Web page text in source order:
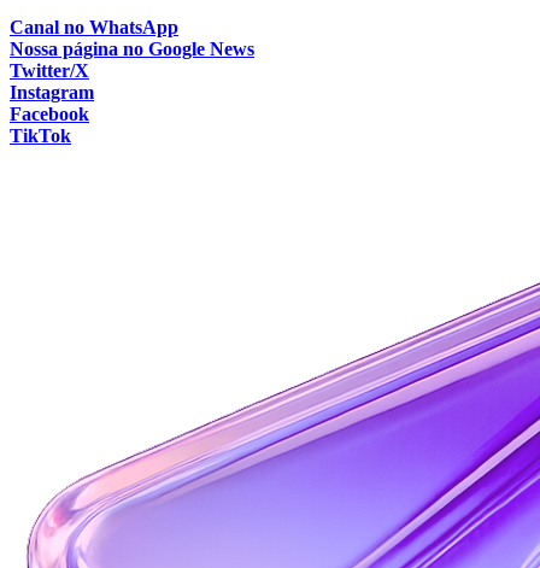
Canal no WhatsApp
Nossa página no Google News
Twitter/X
Instagram
Facebook
TikTok